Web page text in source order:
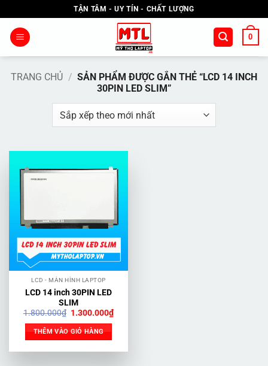
qua
nội
TẬN TÂM - UY TÍN - CHẤT LƯỢNG
0
TRANG CHỦ / SẢN PHẨM ĐƯỢC GẮN THẺ “LCD 14 INCH
30PIN LED SLIM”
LCD - MÀN HÌNH LAPTOP
LCD 14 inch 30PIN LED
SLIM
1.800.000₫ Giá
là:
1.800.000₫.
1.300.000₫Giá
hiện
THÊM VÀO GIỎ HÀNG